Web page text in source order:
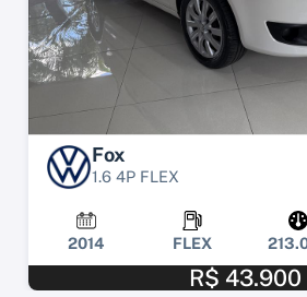
Fox
1.6 4P FLEX
2014 FLEX
R$ 43.900